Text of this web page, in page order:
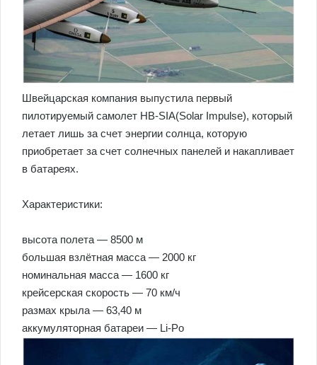
Швейцарская компания выпустила первый
пилотируемый самолет HB-SIA(Solar Impulse), который
летает лишь за счет энергии солнца, которую
приобретает за счет солнечных панелей и накапливает
в батареях.
Характеристики:
высота полета — 8500 м
большая взлётная масса — 2000 кг
номинальная масса — 1600 кг
крейсерская скорость — 70 км/ч
размах крыла — 63,40 м
аккумуляторная батареи — Li-Po